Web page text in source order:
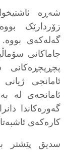
شەڕە
زۆردارێک
گەلەکەی
جاماکانی
پچڕپچڕەکانی
ئامانجی
ئامانجەی لە
گەورەکاندا
کارەکەی
سدیق پێشتر